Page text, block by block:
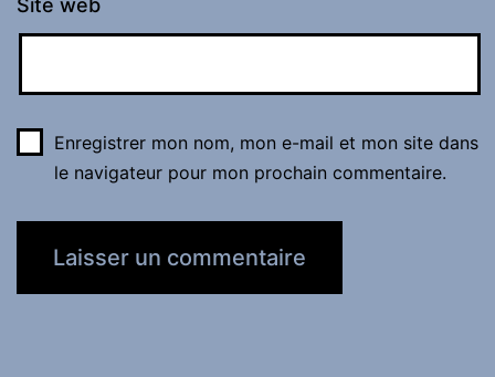
Site web
Enregistrer mon nom, mon e-mail et mon site dans
le navigateur pour mon prochain commentaire.